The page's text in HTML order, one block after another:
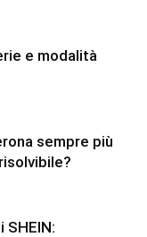
e modalità
sempre più